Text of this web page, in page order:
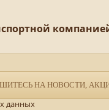
НА НОВОСТИ,
данных